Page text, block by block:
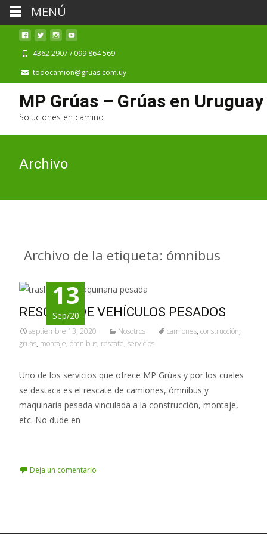
4362 2907 / 099 864 569
todocamion@gruas.com.uy
MP Grúas – Grúas en Uruguay
Soluciones en camino
Archivo
Archivo de la etiqueta: ómnibus
13
Sep/20
RESCATE DE VEHÍCULOS PESADOS
septiembre 13, 2020 Nosotros camiones, construcción,
gruas, montaje, ómnibus, rescate, servicios
Uno de los servicios que ofrece MP Grúas y por los cuales
se destaca es el rescate de camiones, ómnibus y
maquinaria pesada vinculada a la construcción, montaje,
etc. No dude en
Deja un comentario
MENÚ